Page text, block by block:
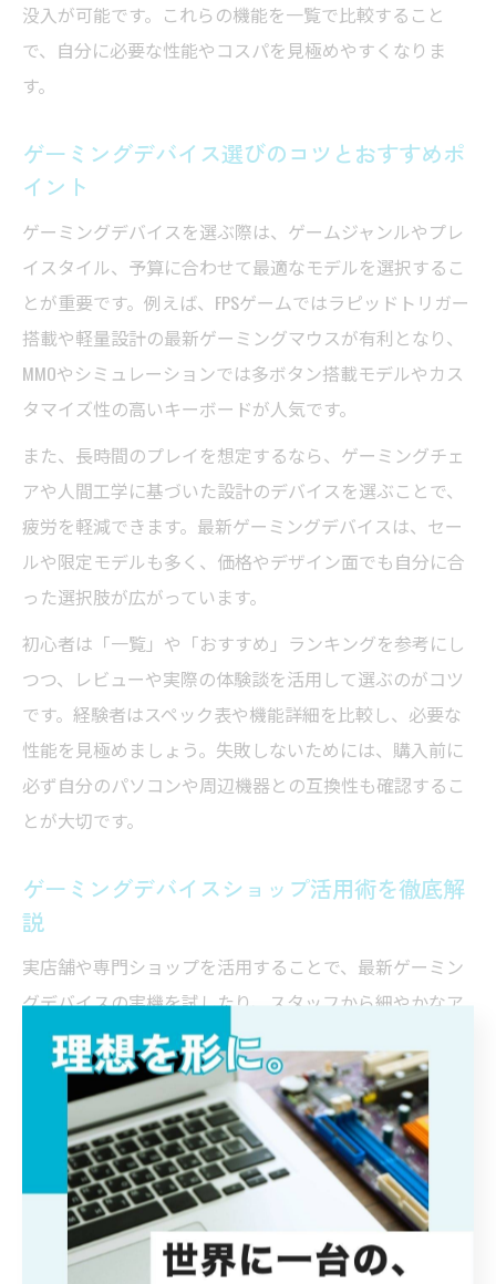
没入が可能です。これらの機能を一覧で比較すること
で、自分に必要な性能やコスパを見極めやすくなりま
す。
ゲーミングデバイス選びのコツとおすすめポ
イント
ゲーミングデバイスを選ぶ際は、ゲームジャンルやプレ
イスタイル、予算に合わせて最適なモデルを選択するこ
とが重要です。例えば、FPSゲームではラピッドトリガー
搭載や軽量設計の最新ゲーミングマウスが有利となり、
MMOやシミュレーションでは多ボタン搭載モデルやカス
タマイズ性の高いキーボードが人気です。
また、長時間のプレイを想定するなら、ゲーミングチェ
アや人間工学に基づいた設計のデバイスを選ぶことで、
疲労を軽減できます。最新ゲーミングデバイスは、セー
ルや限定モデルも多く、価格やデザイン面でも自分に合
った選択肢が広がっています。
初心者は「一覧」や「おすすめ」ランキングを参考にし
つつ、レビューや実際の体験談を活用して選ぶのがコツ
です。経験者はスペック表や機能詳細を比較し、必要な
性能を見極めましょう。失敗しないためには、購入前に
必ず自分のパソコンや周辺機器との互換性も確認するこ
とが大切です。
ゲーミングデバイスショップ活用術を徹底解
説
実店舗や専門ショップを活用することで、最新ゲーミン
グデバイスの実機を試したり、スタッフから細やかなア
ドバイスを受けたりすることができます。製品の操作感
やフィット感、キーストロークなどは実際に触れてみる
ことで初めて分かる点も多いため、購入前に体験するこ
とは大きなメリットです。
また、ショップでは期間限定のセールや新製品発表イベ
ントが頻繁に開催されており、最新情報やお得な価格で
の購入チャンスを逃さないためにも、公式サイトやSNS